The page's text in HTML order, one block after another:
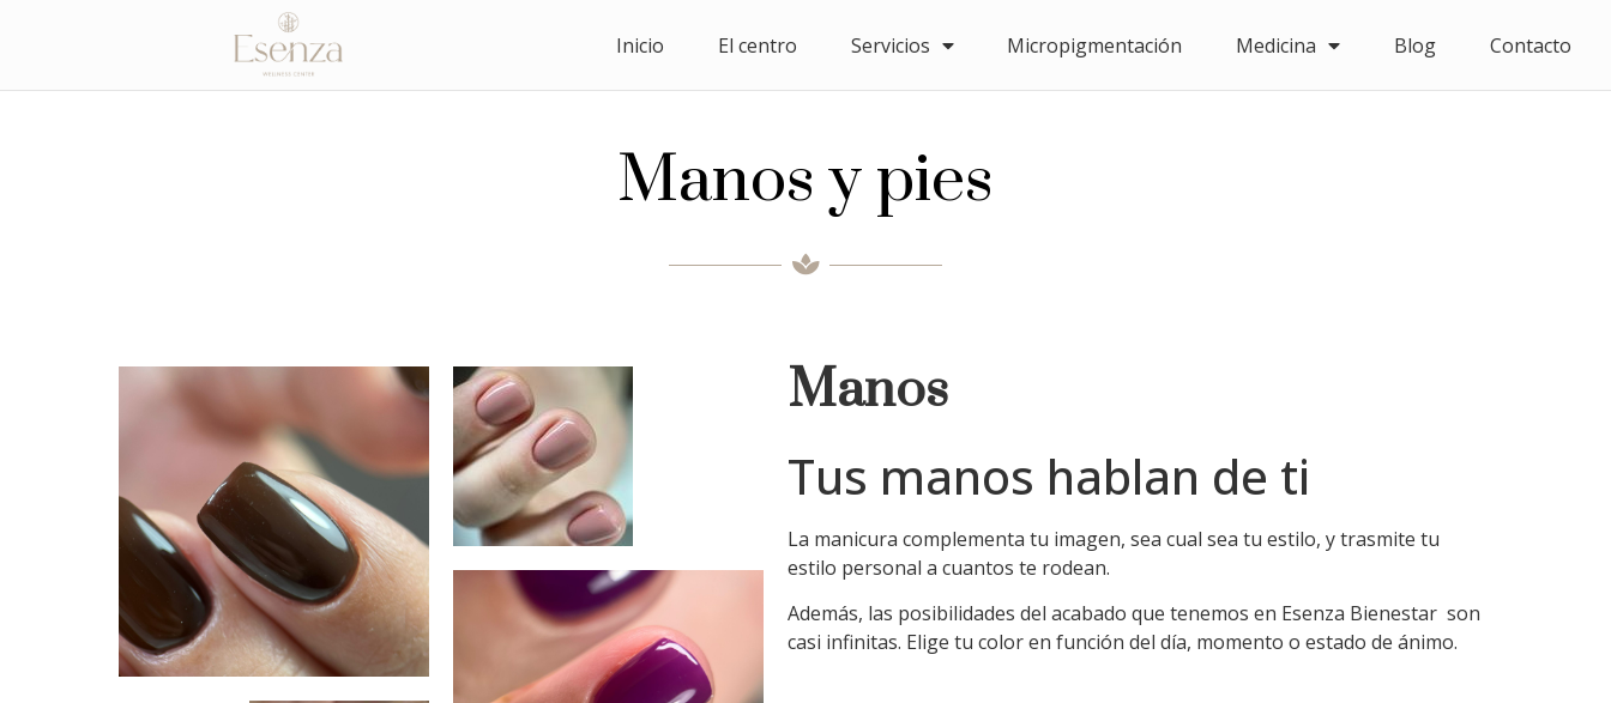
Inicio El centro Servicios Micropigmentación Medicina Blog Contacto
Manos y pies
Manos
Tus manos hablan de ti
La manicura complementa tu imagen, sea cual sea tu estilo, y trasmite tu
estilo personal a cuantos te rodean.
Además, las posibilidades del acabado que tenemos en Esenza Bienestar son
casi infinitas. Elige tu color en función del día, momento o estado de ánimo.